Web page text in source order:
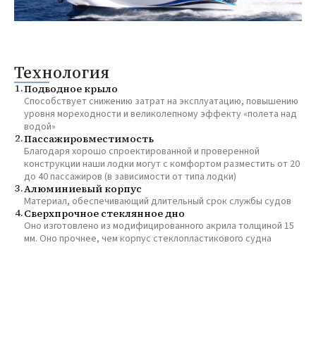
Технология
1.Подводное крыло
Способствует снижению затрат на эксплуатацию, повышению
уровня мореходности и великолепному эффекту «полета над
водой»
2.Пассажировместимость
Благодаря хорошо спроектированной и проверенной
конструкции наши лодки могут с комфортом разместить от 20
до 40 пассажиров (в зависимости от типа лодки)
3.Алюминиевый корпус
Материал, обеспечивающий длительный срок службы судов
4.Сверхпрочное стеклянное дно
Оно изготовлено из модифицированного акрила толщиной 15
мм. Оно прочнее, чем корпус стеклопластикового судна